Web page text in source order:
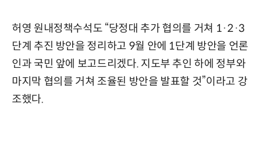
허영 원내정책수석도 “당정대 추가 협의를 거쳐 1·2·3
단계 추진 방안을 정리하고 9월 안에 1단계 방안을 언론
인과 국민 앞에 보고드리겠다. 지도부 추인 하에 정부와
마지막 협의를 거쳐 조율된 방안을 발표할 것”이라고 강
조했다.